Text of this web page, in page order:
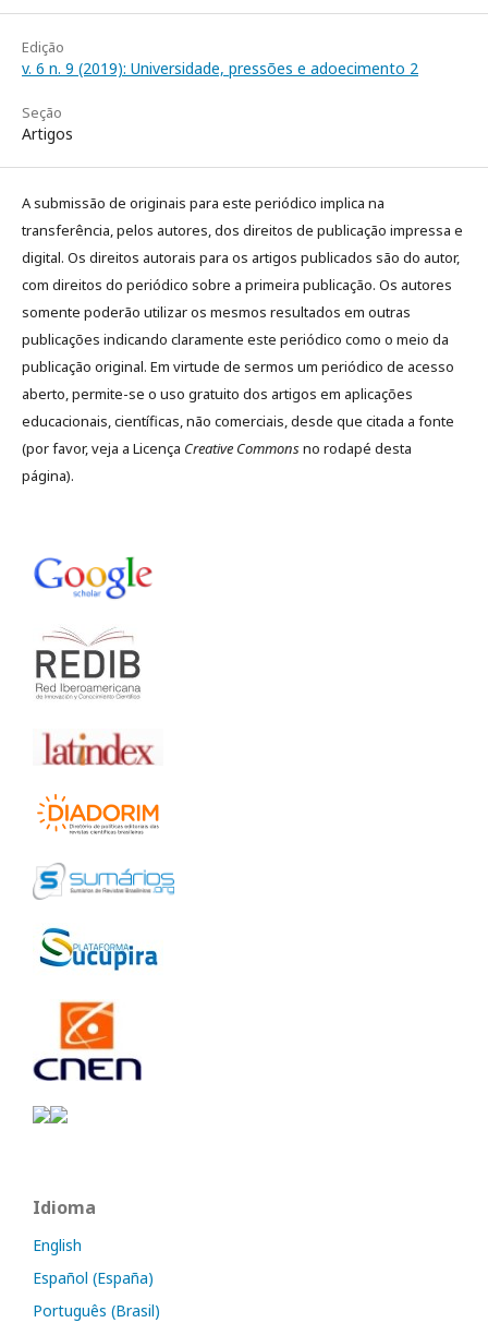
Edição
v. 6 n. 9 (2019): Universidade, pressões e adoecimento 2
Seção
Artigos
A submissão de originais para este periódico implica na
transferência, pelos autores, dos direitos de publicação impressa e
digital. Os direitos autorais para os artigos publicados são do autor,
com direitos do periódico sobre a primeira publicação. Os autores
somente poderão utilizar os mesmos resultados em outras
publicações indicando claramente este periódico como o meio da
publicação original. Em virtude de sermos um periódico de acesso
aberto, permite-se o uso gratuito dos artigos em aplicações
educacionais, científicas, não comerciais, desde que citada a fonte
(por favor, veja a Licença Creative Commonsno rodapé desta
página).
Idioma
English
Español (España)
Português (Brasil)